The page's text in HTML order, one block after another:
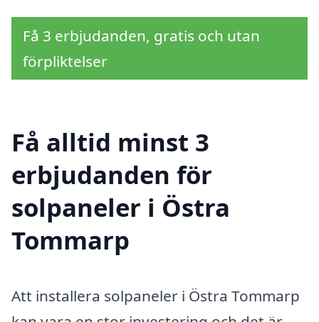
Få 3 erbjudanden, gratis och utan
förpliktelser
Få alltid minst 3
erbjudanden för
solpaneler i Östra
Tommarp
Att installera solpaneler i Östra Tommarp